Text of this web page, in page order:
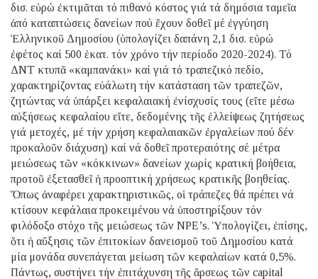
δισ. εὐρώ ἐκτιμᾶται τό πιθανό κόστος γιά τά δημόσια ταμεῖα
ἀπό καταπτώσεις δανείων πού ἔχουν δοθεῖ μέ ἐγγύηση
Ἑλληνικοῦ Δημοσίου (ὑπολογίζει δαπάνη 2,1 δισ. εὐρώ
ἐφέτος καί 500 ἑκατ. τόν χρόνο τήν περίοδο 2020-2024). Τό
ΔΝΤ κτυπᾶ «καμπανάκι» καί γιά τό τραπεζικό πεδίο,
χαρακτηρίζοντας εὐάλωτη τήν κατάσταση τῶν τραπεζῶν,
ζητώντας νά ὑπάρξει κεφαλαιακή ἐνίσχυσίς τους (εἴτε μέσω
αὐξήσεως κεφαλαίου εἴτε, δεδομένης τῆς ἐλλείψεως ζητήσεως
γιά μετοχές, μέ τήν χρήση κεφαλαιακῶν ἐργαλείων πού δέν
προκαλοῦν διάχυση) καί νά δοθεῖ προτεραιότης σέ μέτρα
μειώσεως τῶν «κόκκινων» δανείων χωρίς κρατική βοήθεια,
προτοῦ ἐξετασθεῖ ἡ προοπτική χρήσεως κρατικῆς βοηθείας.
Ὅπως ἀναφέρει χαρακτηριστικῶς, οἱ τράπεζες θά πρέπει νά
κτίσουν κεφάλαια προκειμένου νά ὑποστηρίξουν τόν
φιλόδοξο στόχο τῆς μειώσεως τῶν NPE’s. Ὑπολογίζει, ἐπίσης,
ὅτι ἡ αὔξησις τῶν ἐπιτοκίων δανεισμοῦ τοῦ Δημοσίου κατά
μία μονάδα συνεπάγεται μείωση τῶν κεφαλαίων κατά 0,5%.
Πάντως, συστήνει τήν ἐπιτάχυνση τῆς ἄρσεως τῶν capital